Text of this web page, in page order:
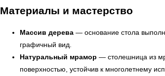
Материалы и мастерство
Массив дерева — основание стола
графичный вид.
Натуральный мрамор — столешница из
поверхностью, устойчив к многолетнему